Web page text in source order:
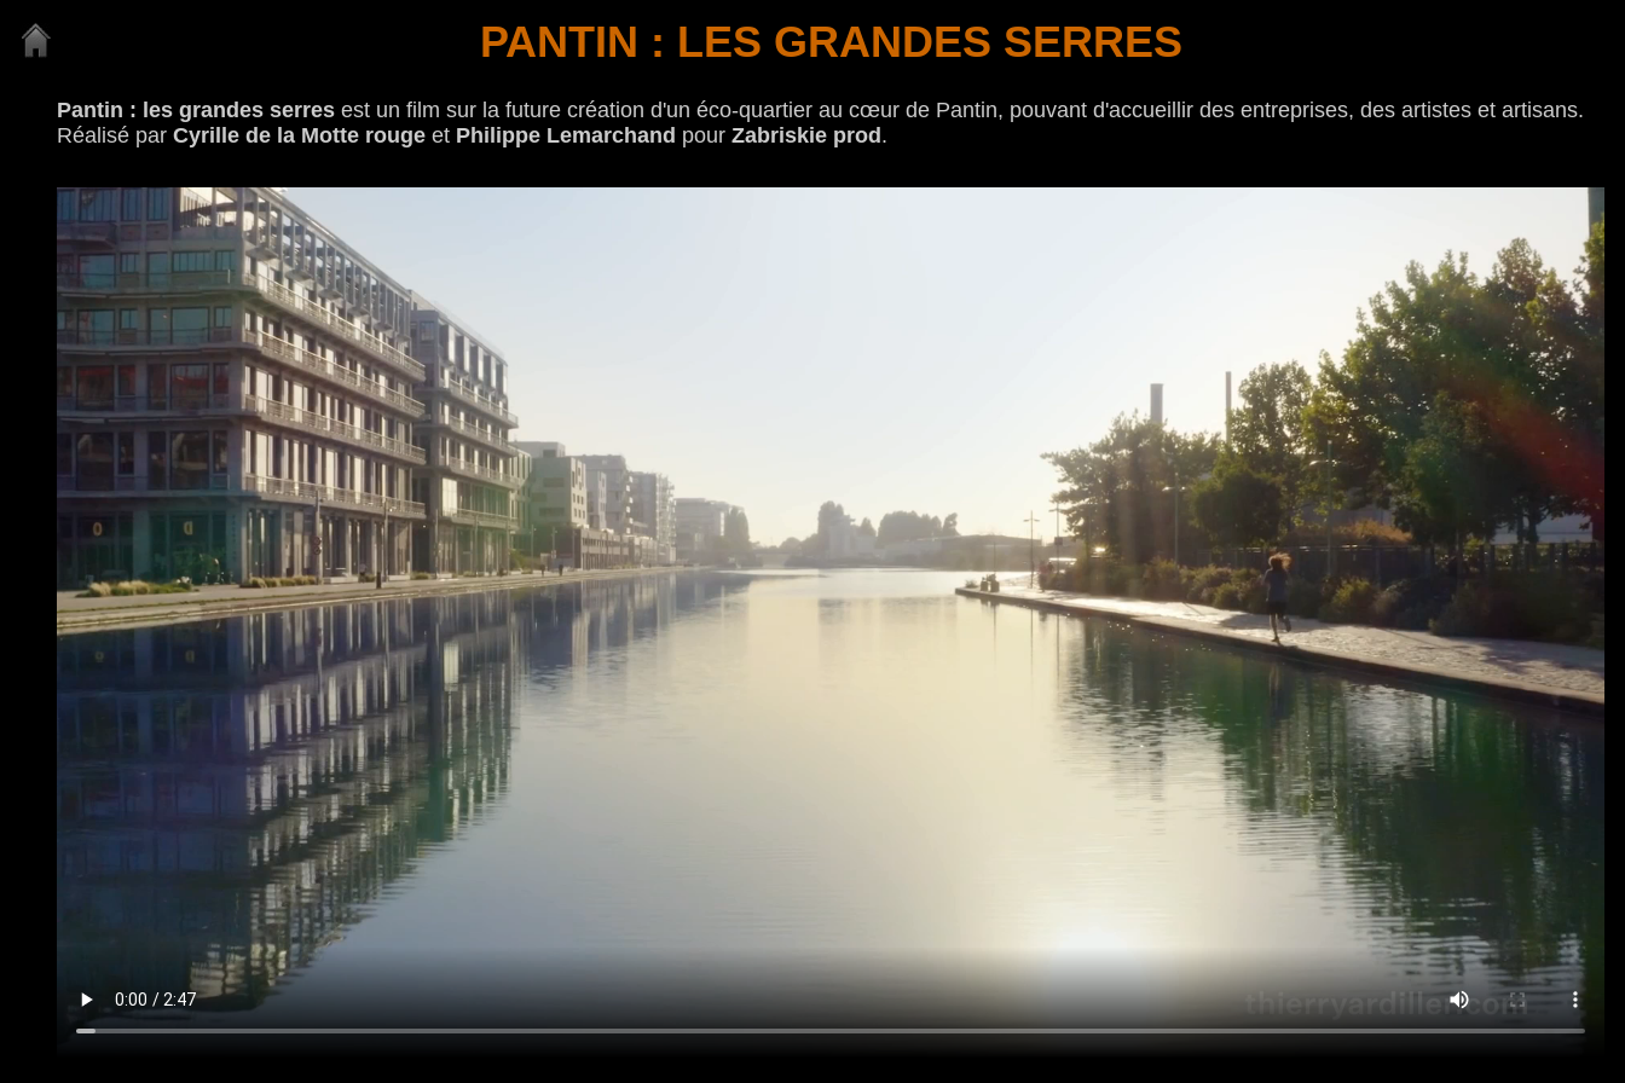
PANTIN : LES GRANDES SERRES
Pantin : les grandes serres est un film sur la future création d'un éco-quartier au cœur de Pantin, pouvant d'accueillir des entreprises, des artistes et artisans.
Réalisé par Cyrille de la Motte rouge et Philippe Lemarchand pour Zabriskie prod .